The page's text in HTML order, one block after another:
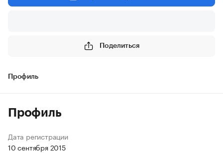
Поделиться
Профиль
Профиль
Дата регистрации
10 сентября 2015